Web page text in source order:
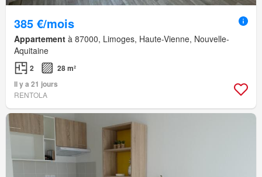
385 €/mois
Appartement à 87000, Limoges, Haute-Vienne, Nouvelle-
Aquitaine
2
28 m²
Il y a 21 jours
RENTOLA